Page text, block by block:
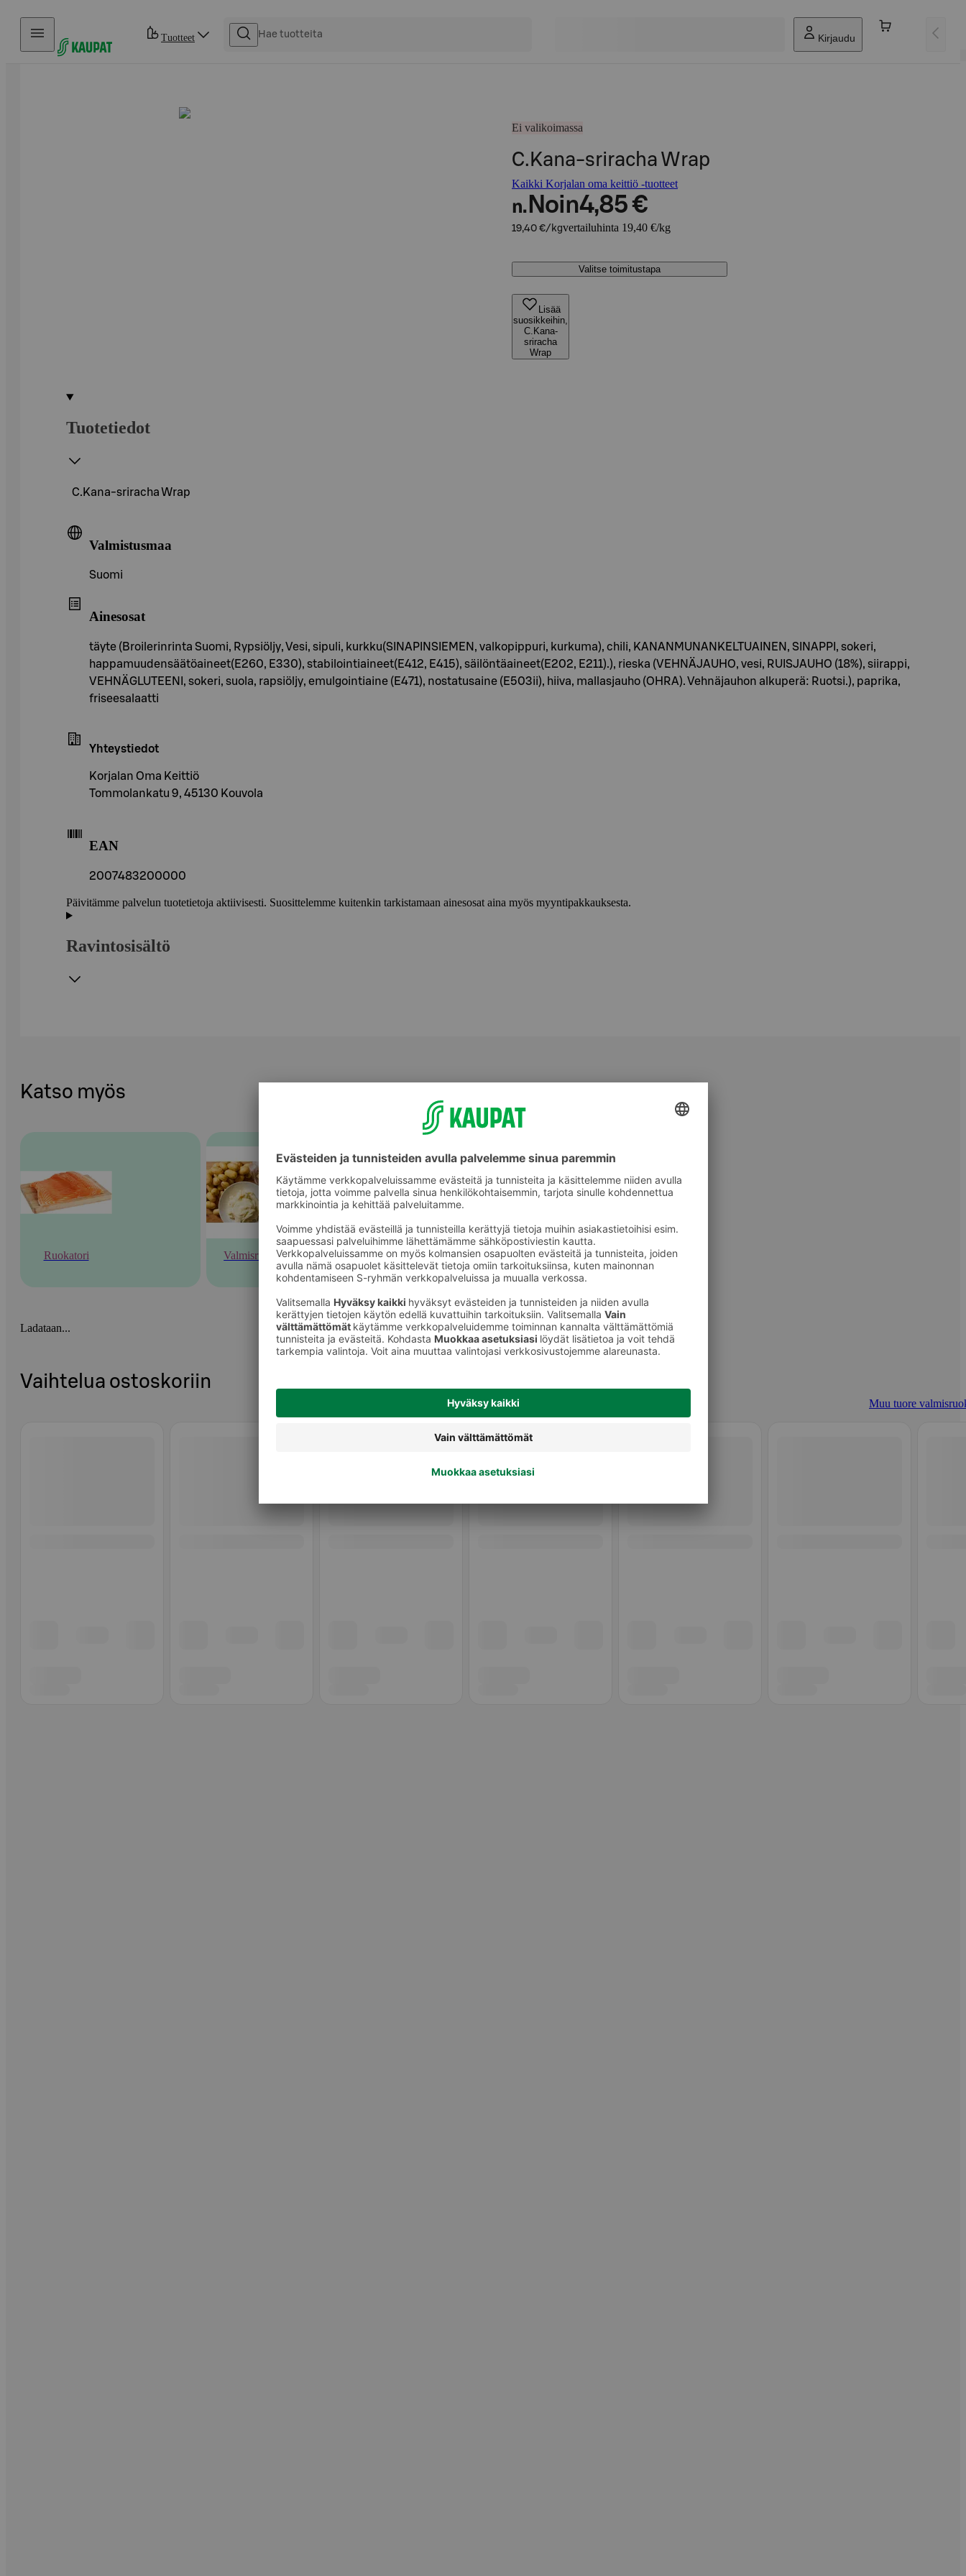
Hyppää sisältöön
Tuotteet Kirjaudu
Ei valikoimassa
C.Kana-sriracha Wrap
Kaikki Korjalan oma keittiö -tuotteet
n. Noin4,85 €
19,40 €/kgvertailuhinta 19,40 €/kg
Valitse toimitustapa
Lisää
suosikkeihin,
C.Kana-
sriracha
Wrap
Tuotetiedot
C.Kana-sriracha Wrap
Valmistusmaa
Suomi
Ainesosat
täyte (Broilerinrinta Suomi, Rypsiöljy, Vesi, sipuli, kurkku(SINAPINSIEMEN, valkopippuri, kurkuma), chili, KANANMUNANKELTUAINEN, SINAPPI, sokeri,
happamuudensäätöaineet(E260, E330), stabilointiaineet(E412, E415), säilöntäaineet(E202, E211).), rieska (VEHNÄJAUHO, vesi, RUISJAUHO (18%), siirappi,
VEHNÄGLUTEENI, sokeri, suola, rapsiöljy, emulgointiaine (E471), nostatusaine (E503ii), hiiva, mallasjauho (OHRA). Vehnäjauhon alkuperä: Ruotsi.), paprika,
friseesalaatti
Yhteystiedot
Korjalan Oma Keittiö
Tommolankatu 9, 45130 Kouvola
EAN
2007483200000
Päivitämme palvelun tuotetietoja aktiivisesti. Suosittelemme kuitenkin tarkistamaan ainesosat aina myös myyntipakkauksesta.
Ravintosisältö
Katso myös
Ruokatori Valmisruoka Muu tuore valmisruoka
Ladataan...
Vaihtelua ostoskoriin
Muu tuore